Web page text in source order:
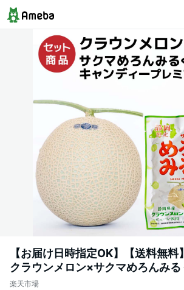
【お届け日時指定OK】【送料無料
クラウンメロン×サクマめろんみる
ンディープレミアムセット (クラウ
楽天市場